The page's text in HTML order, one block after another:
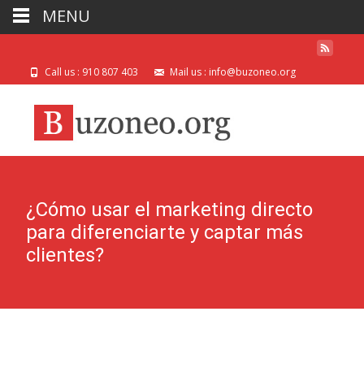
Call us : 910 807 403 Mail us : info@buzoneo.org
¿Cómo usar el marketing directo
para diferenciarte y captar más
clientes?
MENU